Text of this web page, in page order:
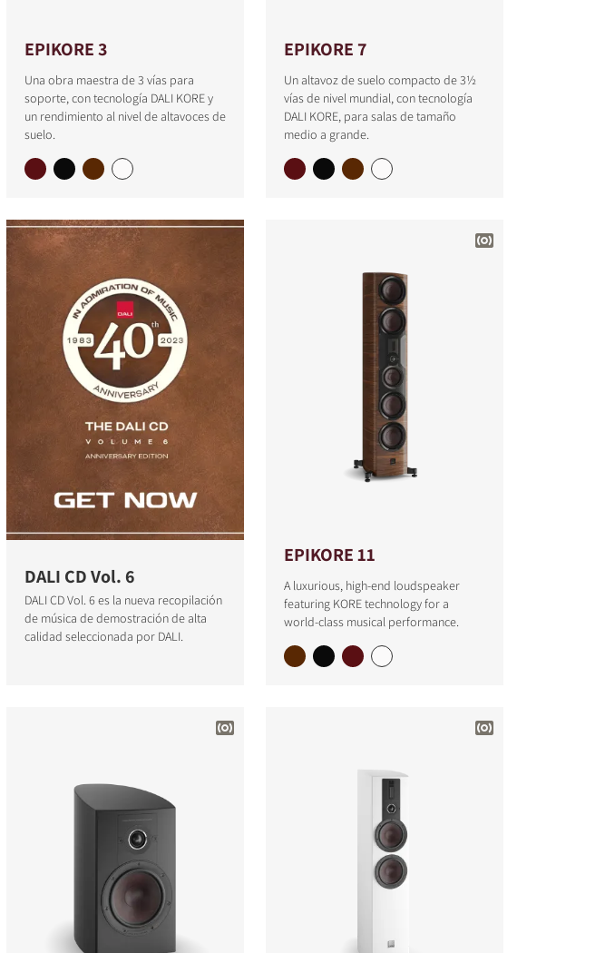
EPIKORE 3
Una obra maestra de 3 vías para
soporte, con tecnología DALI KORE y
un rendimiento al nivel de altavoces de
suelo.
EPIKORE 7
Un altavoz de suelo compacto de 3½
vías de nivel mundial, con tecnología
DALI KORE, para salas de tamaño
medio a grande.
DALI CD Vol. 6
DALI CD Vol. 6 es la nueva recopilación
de música de demostración de alta
calidad seleccionada por DALI.
EPIKORE 11
A luxurious, high-end loudspeaker
featuring KORE technology for a
world-class musical performance.